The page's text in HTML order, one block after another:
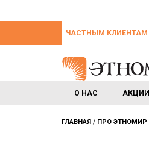
ЧАСТНЫМ КЛИЕНТАМ
О НАС АКЦИИ
ГЛАВНАЯ ПРО ЭТНОМИР